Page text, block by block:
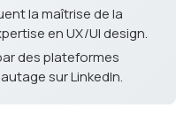
la maîtrise de la
en UX/UI design.
des plateformes
sur LinkedIn.